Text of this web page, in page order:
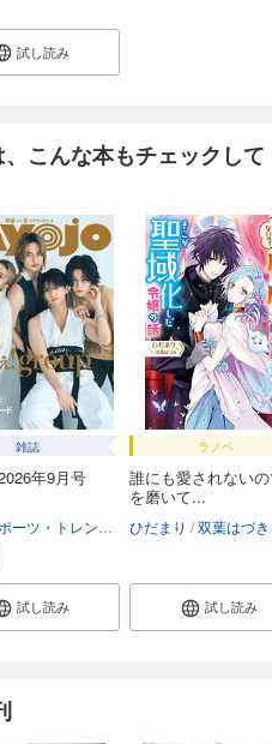
試し読み
こんな本もチェックして
雑誌
年9月号
趣味・スポーツ・トレンド 趣味・生活
試し読み
ラノベ
誰にも愛されない
を磨いて...
ひだまり 双葉はづき
試し読み